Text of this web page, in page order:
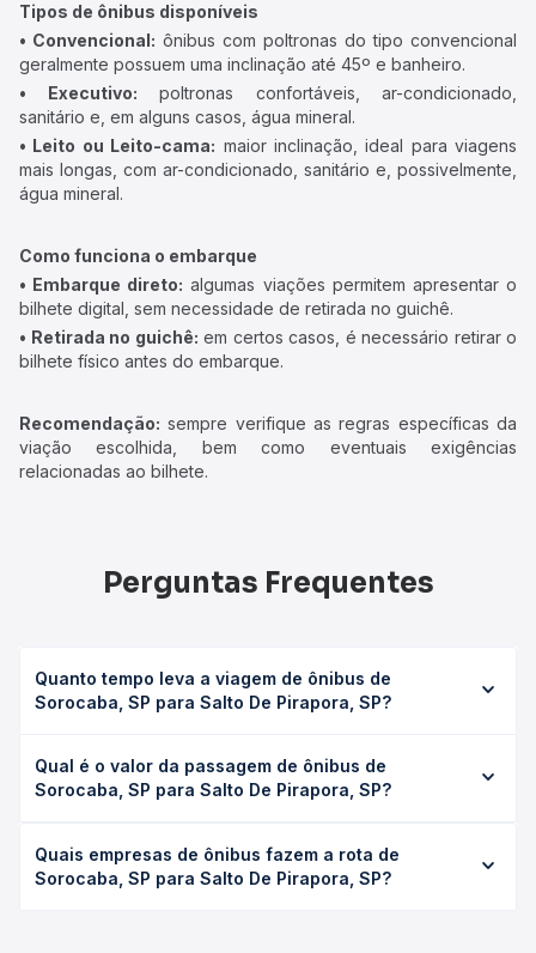
Tipos de ônibus disponíveis
• Convencional: ônibus com poltronas do tipo convencional
geralmente possuem uma inclinação até 45º e banheiro.
• Executivo: poltronas confortáveis, ar-condicionado,
sanitário e, em alguns casos, água mineral.
• Leito ou Leito-cama: maior inclinação, ideal para viagens
mais longas, com ar-condicionado, sanitário e, possivelmente,
água mineral.
Como funciona o embarque
• Embarque direto: algumas viações permitem apresentar o
bilhete digital, sem necessidade de retirada no guichê.
• Retirada no guichê: em certos casos, é necessário retirar o
bilhete físico antes do embarque.
Recomendação: sempre verifique as regras específicas da
viação escolhida, bem como eventuais exigências
relacionadas ao bilhete.
Perguntas Frequentes
Quanto tempo leva a viagem de ônibus de
Sorocaba, SP para Salto De Pirapora, SP?
Pirapora, SP leva em média 0 horas, podendo variar
conforme a viação, o tipo de serviço (convencional,
duração exata de cada opção na data desejada.
Qual é o valor da passagem de ônibus de
Sorocaba, SP para Salto De Pirapora, SP?
Salto De Pirapora, SP custa em média não identificado e
varia conforme a data da viagem, a empresa, o tipo de
Quais empresas de ônibus fazem a rota de
Sorocaba, SP para Salto De Pirapora, SP?